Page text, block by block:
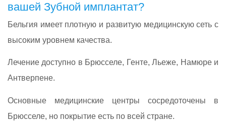
вашей Зубной имплантат?
Бельгия имеет плотную и развитую медицинскую сеть с
высоким уровнем качества.
Лечение доступно в Брюсселе, Генте, Льеже, Намюре и
Антверпене.
Основные медицинские центры сосредоточены в
Брюсселе, но покрытие есть по всей стране.